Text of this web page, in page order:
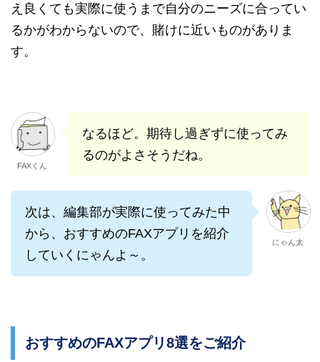
え良くても実際に使うまで自分のニーズに合ってい
るかがわからないので、賭けに近いものがありま
す。
FAXくん
なるほど。期待し過ぎずに使ってみ
るのがよさそうだね。
次は、編集部が実際に使ってみた中
から、おすすめのFAXアプリを紹介
していくにゃんよ～。
にゃん太
おすすめのFAXアプリ8選をご紹介